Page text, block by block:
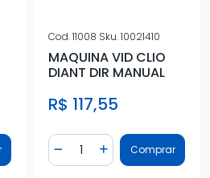
Cod.11008 Sku.10021410
MAQUINA VID CLIO
DIANT DIR MANUAL
R$ 117,55
Diminuir Quantidade
Quantidade
AdicionarComprar